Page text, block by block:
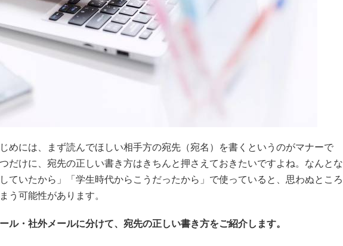
めには、まず読んでほしい相手方の宛先（宛名）を書くというのがマナーで
だけに、宛先の正しい書き方はきちんと押さえておきたいですよね。なんとな
ていたから」「学生時代からこうだったから」で使っていると、思わぬところ
う可能性があります。
ル・社外メールに分けて、宛先の正しい書き方をご紹介します。